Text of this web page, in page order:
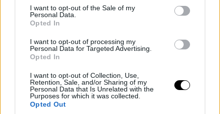
consent section.
I want to opt-out of the Sale of my
Personal Data.
Opted In
I want to opt-out of processing my
Personal Data for Targeted Advertising.
Opted In
I want to opt-out of Collection, Use,
Retention, Sale, and/or Sharing of my
Personal Data that Is Unrelated with the
Purposes for which it was collected.
Opted Out